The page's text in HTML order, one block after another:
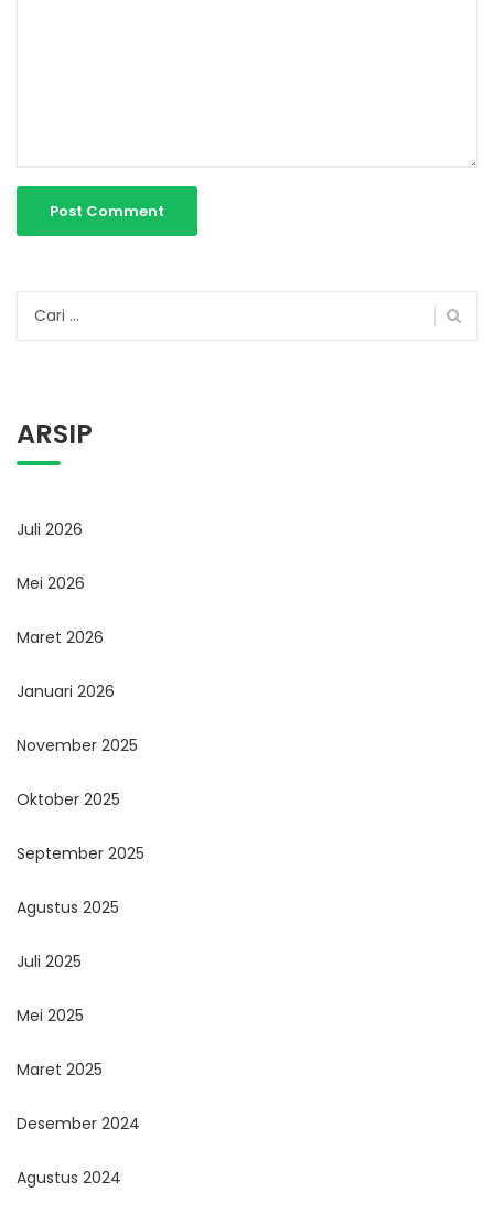
Cari
ARSIP
Juli 2026
Mei 2026
Maret 2026
Januari 2026
November 2025
Oktober 2025
September 2025
Agustus 2025
Juli 2025
Mei 2025
Maret 2025
Desember 2024
Agustus 2024